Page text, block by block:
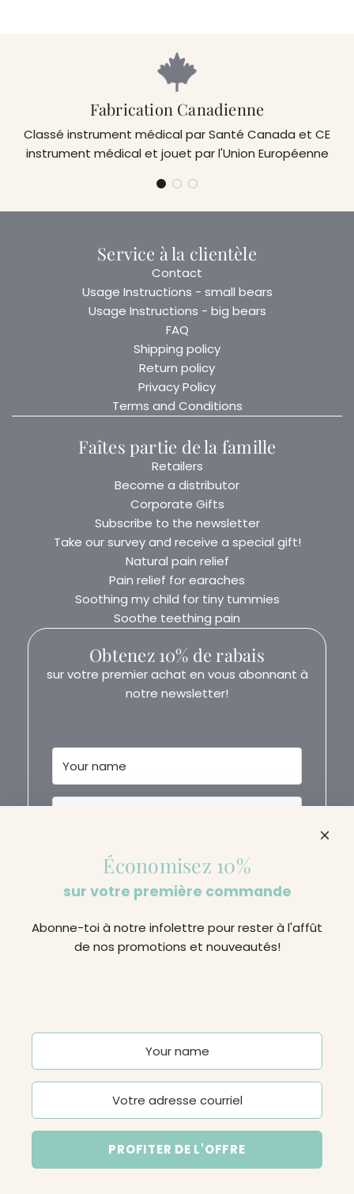
Fabrication Canadienne
Classé instrument médical par Santé Canada et CE
instrument médical et jouet par l'Union Européenne
Service à la clientèle
Contact
Usage Instructions - small bears
Usage Instructions - big bears
FAQ
Shipping policy
Return policy
Privacy Policy
Terms and Conditions
Faîtes partie de la famille
Retailers
Become a distributor
Corporate Gifts
Subscribe to the newsletter
Take our survey and receive a special gift!
Natural pain relief
Pain relief for earaches
Soothing my child for tiny tummies
Soothe teething pain
Obtenez 10% de rabais
sur votre premier achat en vous abonnant à
notre newsletter!
Subscribe
Rejoignez-nous sur les réseaux sociaux
Canada (CAD $)
© 2026, Béké-Bobo
Powered by Shopify
Économisez 10%
sur votre première commande
Abonne-toi à notre infolettre pour rester à l'affût
de nos promotions et nouveautés!
PROFITER DE L'OFFRE